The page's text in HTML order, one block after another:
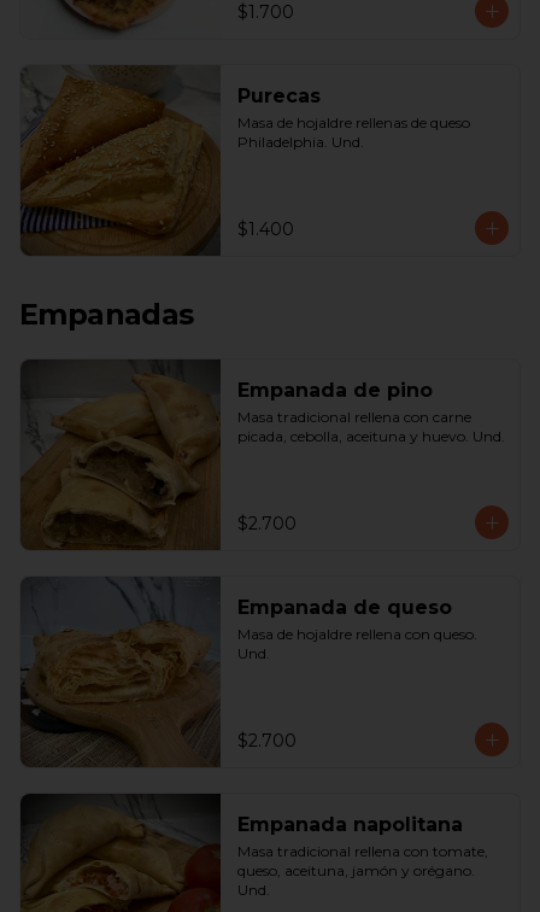
$1.700
Purecas
Masa de hojaldre rellenas de queso
Philadelphia. Und.
$1.400
Empanadas
Empanada de pino
Masa tradicional rellena con carne
picada, cebolla, aceituna y huevo. Und.
$2.700
Empanada de queso
Masa de hojaldre rellena con queso.
Und.
$2.700
Empanada napolitana
Masa tradicional rellena con tomate,
queso, aceituna, jamón y orégano.
Und.